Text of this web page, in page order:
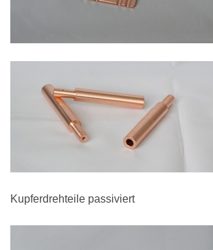
Kupferdrehteile passiviert